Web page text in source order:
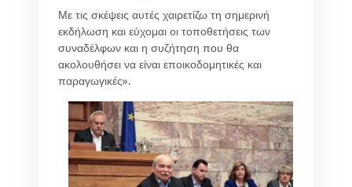
Με τις σκέψεις αυτές χαιρετίζω τη σημερινή
εκδήλωση και εύχομαι οι τοποθετήσεις των
συναδέλφων και η συζήτηση που θα
ακολουθήσει να είναι εποικοδομητικές και
παραγωγικές».